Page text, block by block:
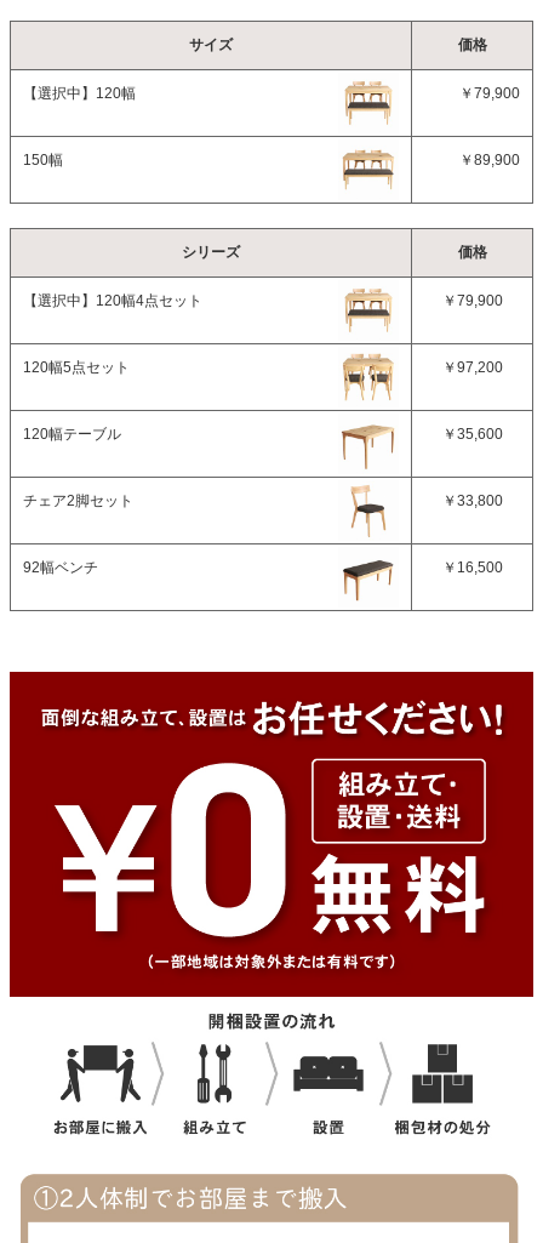
サイズ 価格
【選択中】 120幅 ￥79,900
150幅 ￥89,900
シリーズ 価格
【選択中】 120幅4点セット ￥79,900
120幅5点セット ￥97,200
120幅テーブル ￥35,600
チェア2脚セット ￥33,800
92幅ベンチ ￥16,500